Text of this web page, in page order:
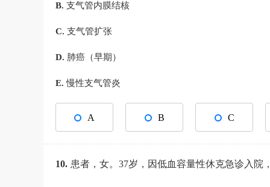
B. 支气管内膜结核
C. 支气管扩张
D. 肺癌（早期）
E. 慢性支气管炎
A B C
10. 患者，女。37岁，因低血容量性休克急诊入